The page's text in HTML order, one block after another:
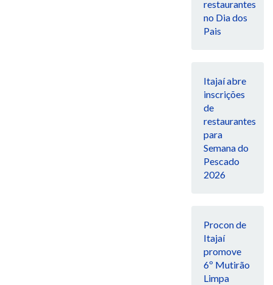
restaurantes
no Dia dos
Pais
Itajaí abre
inscrições
de
restaurantes
para
Semana do
Pescado
2026
Procon de
Itajaí
promove
6º Mutirão
Limpa